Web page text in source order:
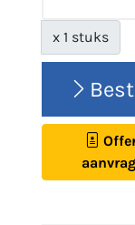
x 1 stuks